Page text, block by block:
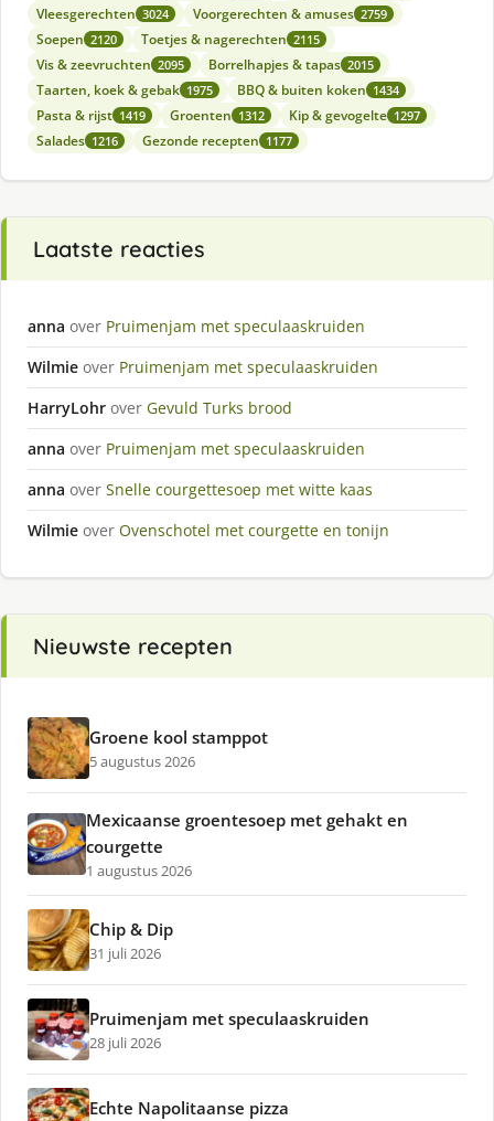
Vleesgerechten 3024 Voorgerechten & amuses 2759
Soepen 2120 Toetjes & nagerechten 2115
Vis & zeevruchten 2095 Borrelhapjes & tapas 2015
Taarten, koek & gebak 1975 BBQ & buiten koken 1434
Pasta & rijst 1419 Groenten 1312 Kip & gevogelte 1297
Salades 1216 Gezonde recepten 1177
Laatste reacties
anna over Pruimenjam met speculaaskruiden
Wilmie over Pruimenjam met speculaaskruiden
HarryLohr over Gevuld Turks brood
anna over Pruimenjam met speculaaskruiden
anna over Snelle courgettesoep met witte kaas
Wilmie over Ovenschotel met courgette en tonijn
Nieuwste recepten
Groene kool stamppot
5 augustus 2026
Mexicaanse groentesoep met gehakt en
courgette
1 augustus 2026
Chip & Dip
31 juli 2026
Pruimenjam met speculaaskruiden
28 juli 2026
Echte Napolitaanse pizza